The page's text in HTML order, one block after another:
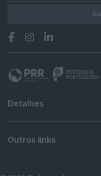
Detalhes
Outros links